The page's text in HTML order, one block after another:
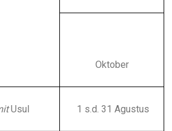
Oktober
Usul 1 s.d. 31 Agustus